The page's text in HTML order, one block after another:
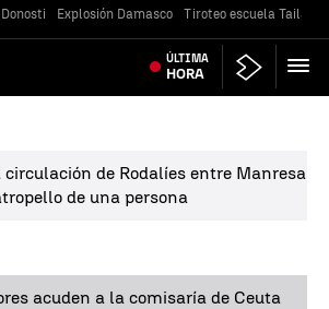
Explosión Damasco Tiroteo escuela
ÚLTIMA
HORA
de Rodalíes entre Manresa
de una persona
acuden a la comisaría de Ceuta